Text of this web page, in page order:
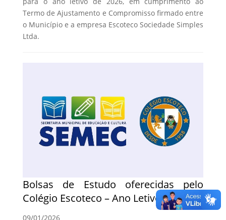
Termo de Ajustamento e Compromisso firmado entre
o Município e a empresa Escoteco Sociedade Simples
Ltda.
Bolsas de Estudo oferecidas pelo
Colégio Escoteco – Ano Letivo de 2026
09/01/2026